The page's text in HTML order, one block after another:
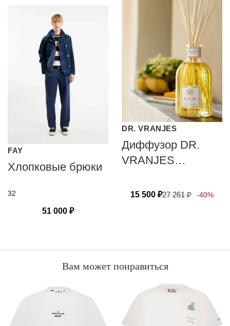
FAY
Хлопковые брюки
32
51 000 ₽
DR. VRANJES
Диффузор DR.
VRANJES
CHINOTTO PEPE
15 500 ₽27 261₽ -40%
Вам может понравиться